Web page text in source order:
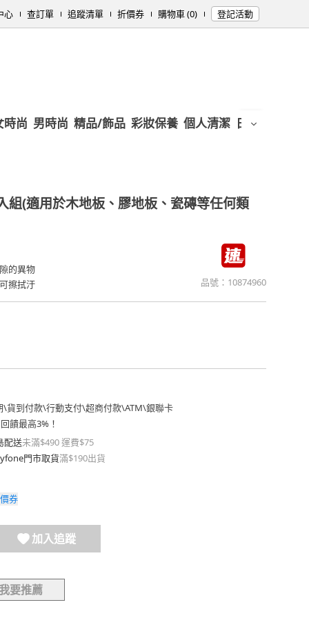
心 查訂單 追蹤清單 折價券 購物車 (0) 登記活動
時尚 男時尚 精品/飾品 彩妝保養 個人清潔 日用/紙品
組(適用於木地板、膠地板、瓷磚等任何類
的異物
擦拭汙
品號： 10874960
\貨到付款\行動支付\超商付款\ATM\銀聯卡
饋最高3%！
配送未滿$490 運費$75
門市取貨滿$190出貨
券
加入追蹤
要推薦